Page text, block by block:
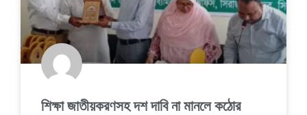
শিক্ষা জাতীয়করণসহ দশ দাবি না মানলে কঠোর